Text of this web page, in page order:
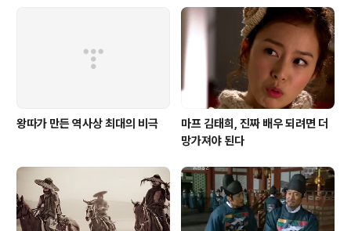
왕따가 만든 역사상 최대의 비극
마프 김태희, 진짜 배우 되려면 더
망가져야 된다